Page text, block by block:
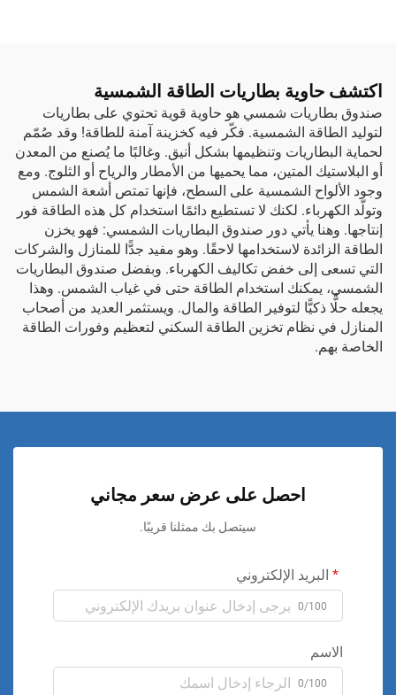
اكتشف حاوية بطاريات الطاقة الشمسية
صندوق بطاريات شمسي هو حاوية قوية تحتوي على بطاريات
لتوليد الطاقة الشمسية. فكّر فيه كخزينة آمنة للطاقة! وقد صُمّم
لحماية البطاريات وتنظيمها بشكل أنيق. وغالبًا ما يُصنع من المعدن
أو البلاستيك المتين، مما يحميها من الأمطار والرياح أو الثلوج. ومع
وجود الألواح الشمسية على السطح، فإنها تمتص أشعة الشمس
وتولّد الكهرباء. لكنك لا تستطيع دائمًا استخدام كل هذه الطاقة فور
إنتاجها. وهنا يأتي دور صندوق البطاريات الشمسي: فهو يخزن
الطاقة الزائدة لاستخدامها لاحقًا. وهو مفيد جدًّا للمنازل والشركات
التي تسعى إلى خفض تكاليف الكهرباء. وبفضل صندوق البطاريات
الشمسي، يمكنك استخدام الطاقة حتى في غياب الشمس. وهذا
يجعله حلًّا ذكيًّا لتوفير الطاقة والمال. ويستثمر العديد من أصحاب
المنازل في نظام تخزين الطاقة السكني لتعظيم وفورات الطاقة
الخاصة بهم.
احصل على عرض سعر مجاني
سيتصل بك ممثلنا قريبًا.
البريد الإلكتروني
0/100
الاسم
0/100